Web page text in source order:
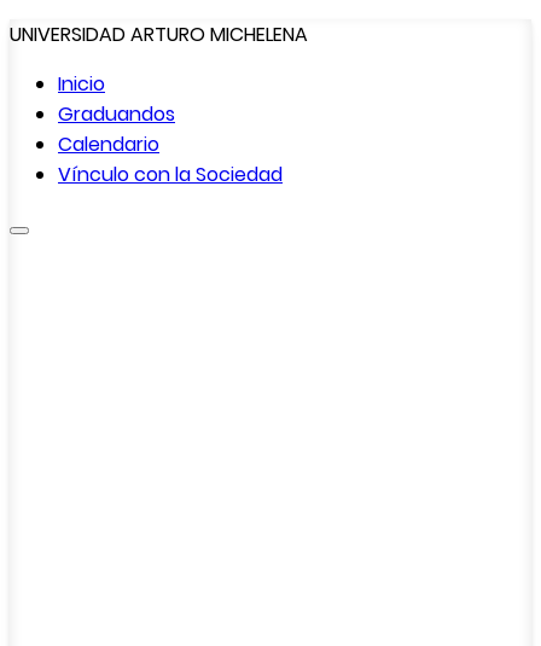
UNIVERSIDAD ARTURO MICHELENA
Inicio
Graduandos
Calendario
Vínculo con laSociedad